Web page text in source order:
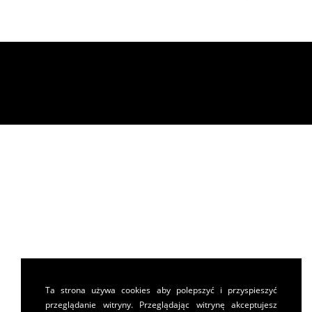
Ta strona używa cookies aby polepszyć i przyspieszyć
przeglądanie witryny. Przeglądając witrynę akceptujesz